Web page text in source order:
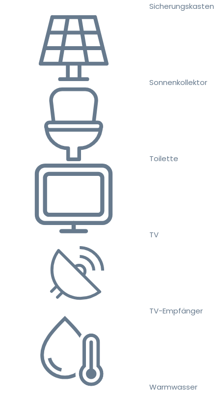
Sicherungskasten
Sonnenkollektor
Toilette
TV
TV-Empfänger
Warmwasser